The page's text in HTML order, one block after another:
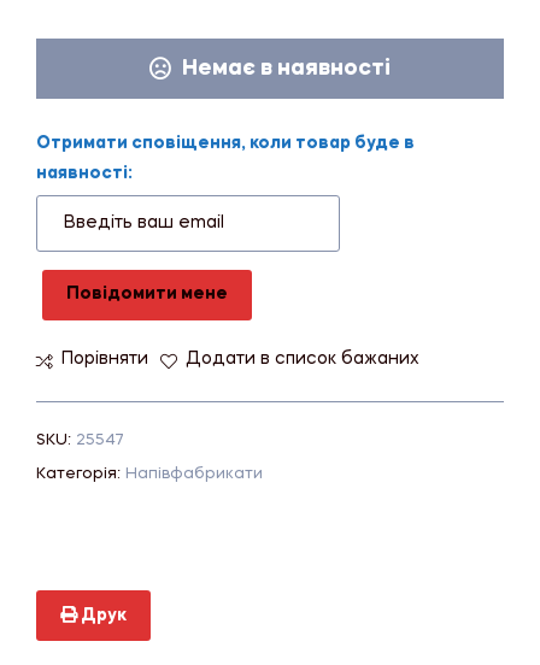
Немає в наявності
Отримати сповіщення, коли товар буде в
наявності:
Повідомити мене
Порівняти Додати в список бажаних
SKU: 25547
Категорія: Напівфабрикати
Друк